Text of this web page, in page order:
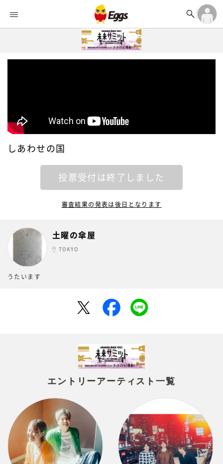


ランキング 
記事 

ログイン
アカウント登録
しあわせの国
投票受付は終了しました
審査結果の発表は後日となります
土曜の傘屋
TOKYO
うたいます
エントリーアーティスト一覧